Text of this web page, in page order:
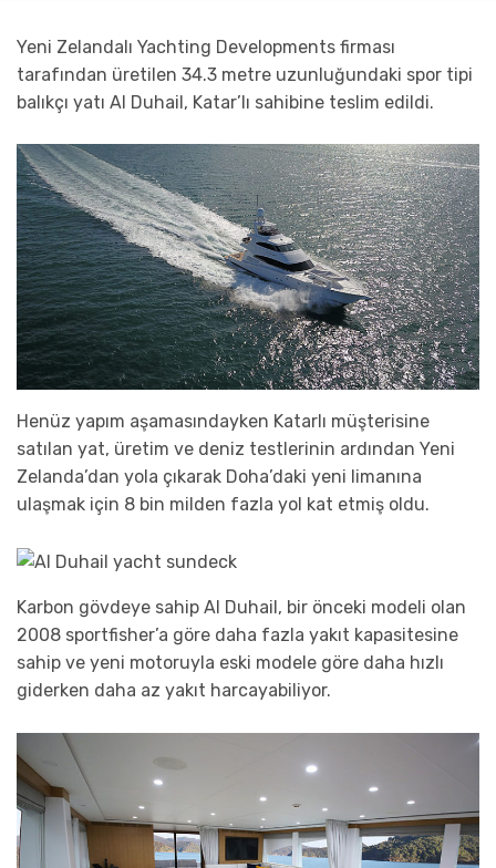
Yeni Zelandalı Yachting Developments firması
tarafından üretilen 34.3 metre uzunluğundaki spor tipi
balıkçı yatı Al Duhail, Katar’lı sahibine teslim edildi.
Henüz yapım aşamasındayken Katarlı müşterisine
satılan yat, üretim ve deniz testlerinin ardından Yeni
Zelanda’dan yola çıkarak Doha’daki yeni limanına
ulaşmak için 8 bin milden fazla yol kat etmiş oldu.
Karbon gövdeye sahip Al Duhail, bir önceki modeli olan
2008 sportfisher’a göre daha fazla yakıt kapasitesine
sahip ve yeni motoruyla eski modele göre daha hızlı
giderken daha az yakıt harcayabiliyor.